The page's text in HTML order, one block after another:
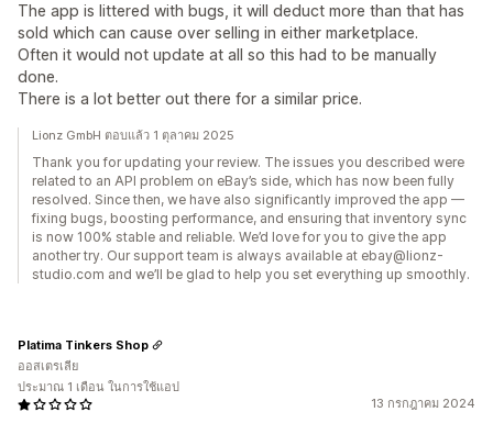
The app is littered with bugs, it will deduct more than that has
sold which can cause over selling in either marketplace.
Often it would not update at all so this had to be manually
done.
There is a lot better out there for a similar price.
Lionz GmbH ตอบแล้ว 1 ตุลาคม 2025
Thank you for updating your review. The issues you described were
related to an API problem on eBay’s side, which has now been fully
resolved. Since then, we have also significantly improved the app —
fixing bugs, boosting performance, and ensuring that inventory sync
is now 100% stable and reliable. We’d love for you to give the app
another try. Our support team is always available at ebay@lionz-
studio.com and we’ll be glad to help you set everything up smoothly.
13 กรกฎาคม 2024
Platima Tinkers Shop
ออสเตรเลีย
ประมาณ 1 เดือน ในการใช้แอป